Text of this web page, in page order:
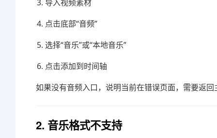
导入视频素材
点击底部“音频”
选择“音乐”或“本地音乐”
点击添加到时间轴
如果没有音频入口，说明当前在错误页面，需要返回
2. 音乐格式不支持